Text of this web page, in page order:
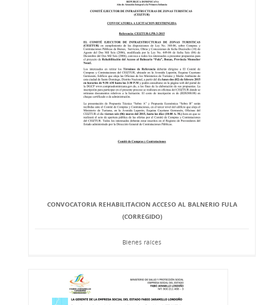
CONVOCATORIA REHABILITACION ACCESO AL BALNERIO FULA
(CORREGIDO)
Bienes raíces